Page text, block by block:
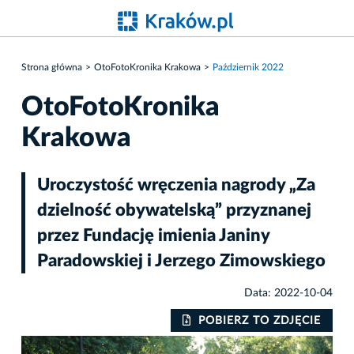
Strona główna OtoFotoKronika Krakowa Październik 2022
OtoFotoKronika
Krakowa
Uroczystość wręczenia nagrody „Za
dzielność obywatelską” przyznanej
przez Fundację imienia Janiny
Paradowskiej i Jerzego Zimowskiego
Data: 2022-10-04
POBIERZ TO ZDJĘCIE